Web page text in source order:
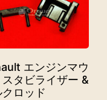
エンジンマウ
スタビライザー &
クロッド